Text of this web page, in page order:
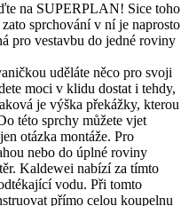
na SUPERPLAN! Sice toho
sprchování v ní je naprosto
pro vestavbu do jedné roviny
uděláte něco pro svoji
moci v klidu dostat i tehdy,
je výška překážky, kterou
této sprchy můžete vjet
otázka montáže. Pro
nebo do úplné roviny
Kaldewei nabízí za tímto
vodu. Při tomto
přímo celou koupelnu